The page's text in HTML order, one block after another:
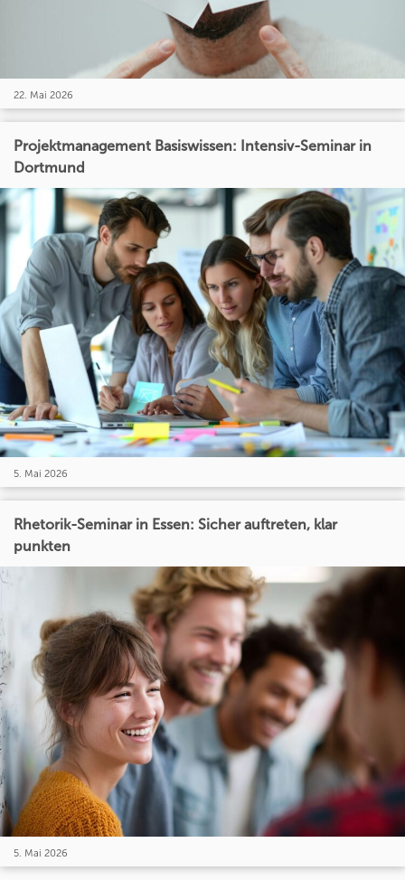
22. Mai 2026
Projektmanagement Basiswissen: Intensiv-Seminar in
Dortmund
5. Mai 2026
Rhetorik-Seminar in Essen: Sicher auftreten, klar
punkten
5. Mai 2026